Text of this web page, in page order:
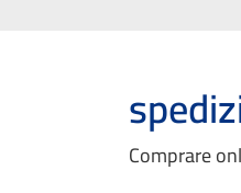
Comprare